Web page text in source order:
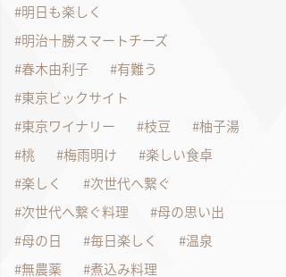
明日も楽しく
明治十勝スマートチーズ
春木由利子
有難う
東京ビックサイト
東京ワイナリー
枝豆
柚子湯
桃
梅雨明け
楽しい食卓
楽しく
次世代へ繋ぐ
次世代へ繋ぐ料理
母の思い出
母の日
毎日楽しく
温泉
無農薬
煮込み料理